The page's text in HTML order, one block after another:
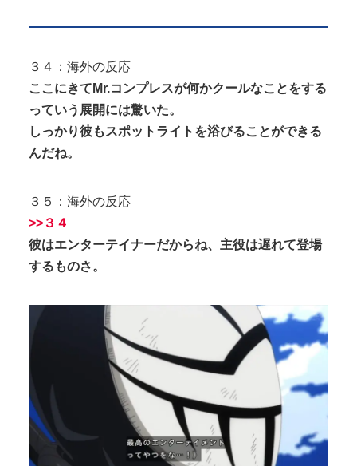
３４：海外の反応
ここにきて Mr.コンプレスが何かクールなことをする
っていう展開には驚いた。
しっかり彼もスポットライトを浴びることができる
んだね。
３５：海外の反応
>>３４
彼はエンターテイナーだからね、主役は遅れて登場
するものさ。